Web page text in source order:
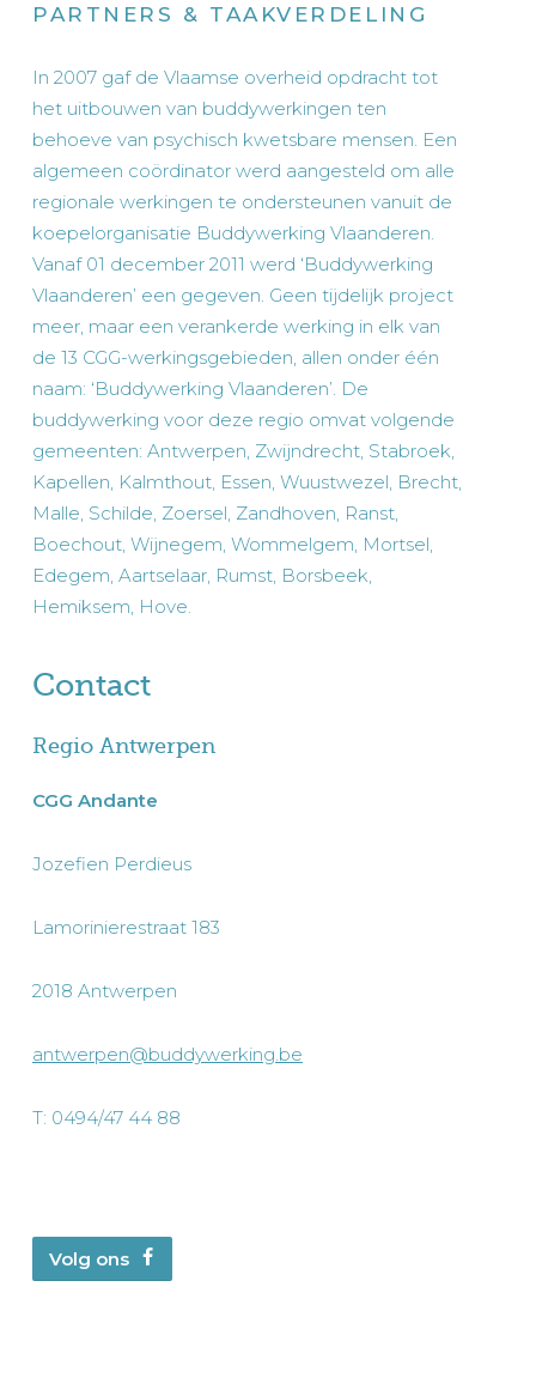
PARTNERS & TAAKVERDELING
In 2007 gaf de Vlaamse overheid opdracht tot
het uitbouwen van buddywerkingen ten
behoeve van psychisch kwetsbare mensen. Een
algemeen coördinator werd aangesteld om alle
regionale werkingen te ondersteunen vanuit de
koepelorganisatie Buddywerking Vlaanderen.
Vanaf 01 december 2011 werd ‘Buddywerking
Vlaanderen’ een gegeven. Geen tijdelijk project
meer, maar een verankerde werking in elk van
de 13 CGG-werkingsgebieden, allen onder één
naam: ‘Buddywerking Vlaanderen’. De
buddywerking voor deze regio omvat volgende
gemeenten: Antwerpen, Zwijndrecht, Stabroek,
Kapellen, Kalmthout, Essen, Wuustwezel, Brecht,
Malle, Schilde, Zoersel, Zandhoven, Ranst,
Boechout, Wijnegem, Wommelgem, Mortsel,
Edegem, Aartselaar, Rumst, Borsbeek,
Hemiksem, Hove.
Contact
Regio Antwerpen
CGG Andante
Jozefien Perdieus
Lamorinierestraat 183
2018 Antwerpen
antwerpen@buddywerking.be
T: 0494/47 44 88
Volg ons